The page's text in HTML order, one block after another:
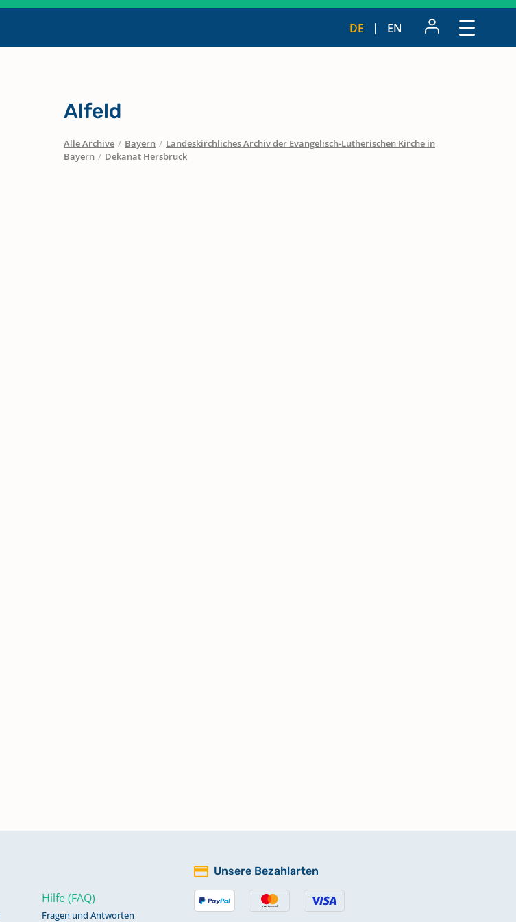
DE EN
Alfeld
Alle Archive / Bayern / Landeskirchliches Archiv der Evangelisch-Lutherischen Kirche in
Bayern / Dekanat Hersbruck
Hilfe (FAQ)
Fragen und Antworten
Unsere Bezahlarten